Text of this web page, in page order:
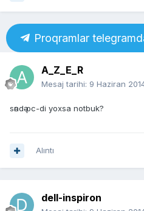
Proqramlar
A_Z_E_R
Mesaj tarihi: 9 Haziran
sәndә pc-di yoxsa notbuk?
Alıntı
dell-inspiron